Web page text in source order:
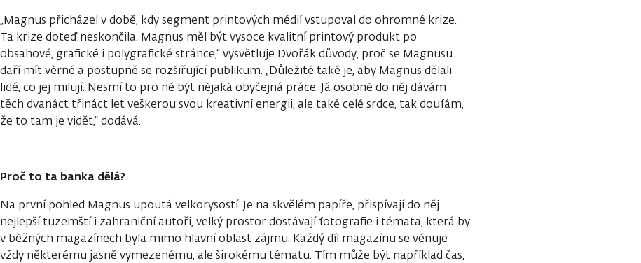
„Magnus přicházel v době, kdy segment printových médií vstupoval do ohromné krize.
Ta krize doteď neskončila. Magnus měl být vysoce kvalitní printový produkt po
obsahové, grafické i polygrafické stránce,“ vysvětluje Dvořák důvody, proč se Magnusu
daří mít věrné a postupně se rozšiřující publikum. „Důležité také je, aby Magnus dělali
lidé, co jej milují. Nesmí to pro ně být nějaká obyčejná práce. Já osobně do něj dávám
těch dvanáct třináct let veškerou svou kreativní energii, ale také celé srdce, tak doufám,
že to tam je vidět,“ dodává.
Proč to ta banka dělá?
Na první pohled Magnus upoutá velkorysostí. Je na skvělém papíře, přispívají do něj
nejlepší tuzemští i zahraniční autoři, velký prostor dostávají fotografie i témata, která by
v běžných magazínech byla mimo hlavní oblast zájmu. Každý díl magazínu se věnuje
vždy některému jasně vymezenému, ale širokému tématu. Tím může být například čas,